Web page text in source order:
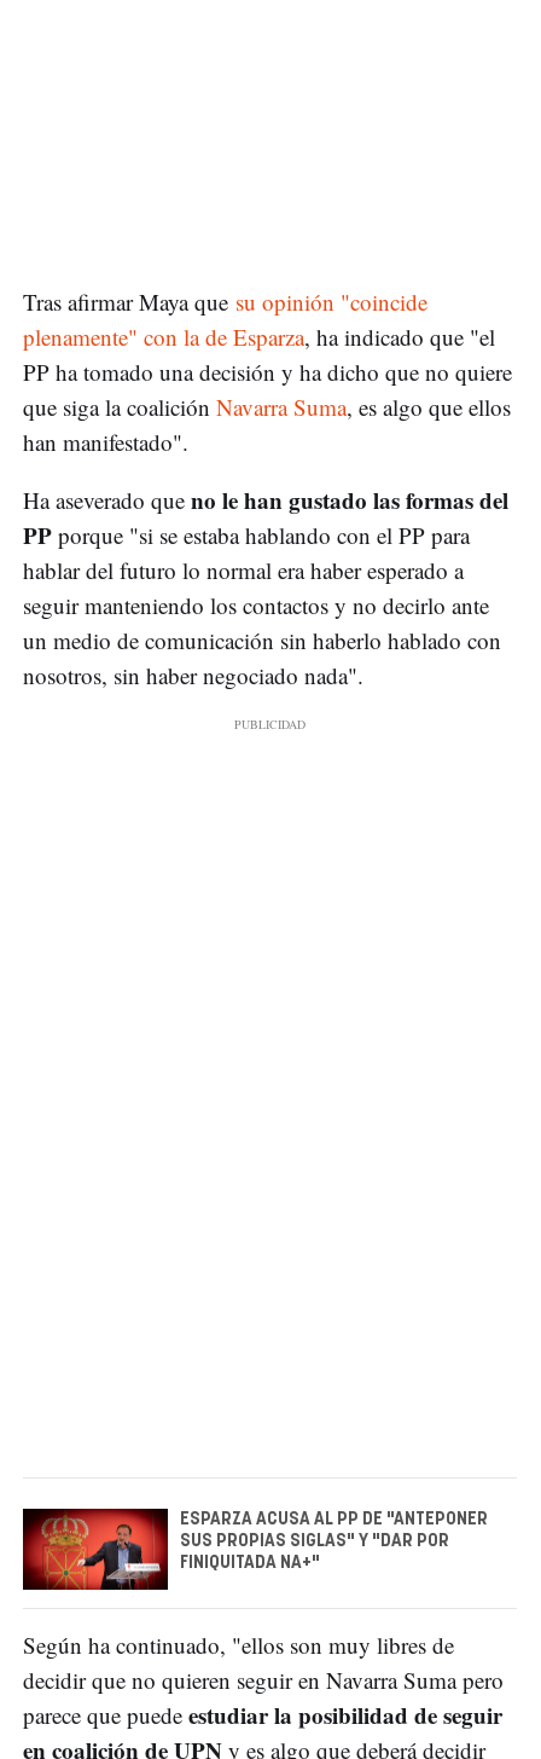
Tras afirmar Maya que su opinión "coincide
plenamente" con la de Esparza, ha indicado que "el
PP ha tomado una decisión y ha dicho que no quiere
que siga la coalición Navarra Suma, es algo que ellos
han manifestado".
Ha aseverado que no le han gustado las formas del
PP porque "si se estaba hablando con el PP para
hablar del futuro lo normal era haber esperado a
seguir manteniendo los contactos y no decirlo ante
un medio de comunicación sin haberlo hablado con
nosotros, sin haber negociado nada".
ESPARZA ACUSA AL PP DE "ANTEPONER
SUS PROPIAS SIGLAS" Y "DAR POR
FINIQUITADA NA+"
Según ha continuado, "ellos son muy libres de
decidir que no quieren seguir en Navarra Suma pero
parece que puede estudiar la posibilidad de seguir
en coalición de UPN y es algo que deberá decidir